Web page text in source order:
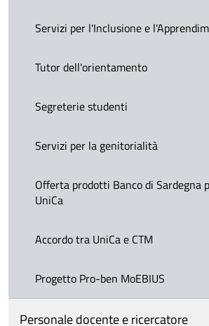
Servizi per l'Inclusione e
Tutor dell'orientamento
Segreterie studenti
Servizi per la genitorialità
Offerta prodotti Banco di Sardegna
UniCa
Accordo tra UniCa e CTM
Progetto Pro-ben MoEBIUS
Personale docente e ricercatore